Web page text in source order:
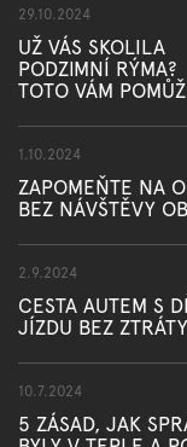
29.10.2024
UŽ VÁS SKOLILA
PODZIMNÍ RÝMA?
TOTO VÁM
1.10.2024
ZAPOMEŇTE NA
BEZ NÁVŠTĚVY
2.9.2024
CESTA AUTEM S
JÍZDU BEZ
10.7.2024
5 ZÁSAD, JAK